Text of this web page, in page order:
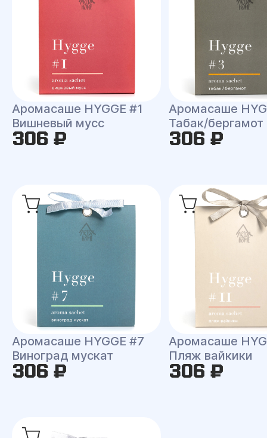
Аромасаше HYGGE #1
Вишневый мусс
306 ₽
Аромасаше
Табак/бергамот
306 ₽
Аромасаше HYGGE #7
Виноград мускат
306 ₽
Аромасаше
Пляж вайкики
306 ₽